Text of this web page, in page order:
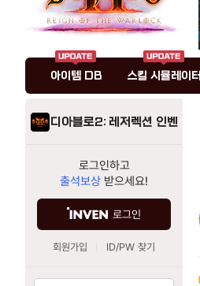
아이템 DB 스킬 시뮬레이터
디아블로2: 레저렉션 인벤
로그인하고
출석보상 받으세요!
로그인
회원가입 ID/PW 찾기